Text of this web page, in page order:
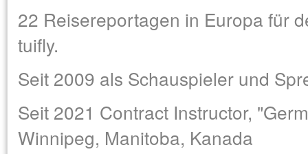
22 Reisereportagen in Europa für
tuifly.
Seit 2009 als Schauspieler und
Seit 2021 Contract Instructor,
Winnipeg, Manitoba, Kanada